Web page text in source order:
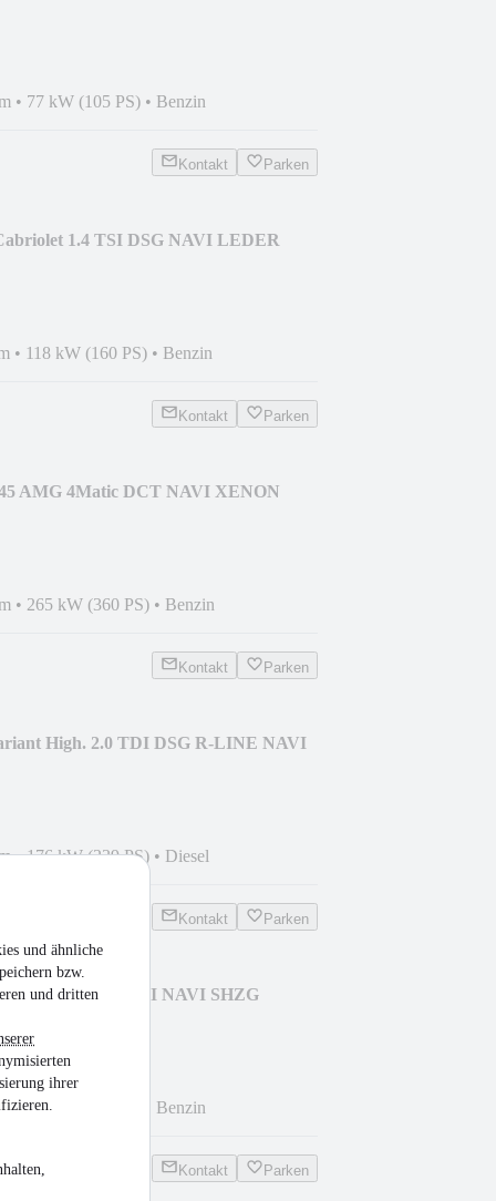
und ähnliche
bzw.
und dritten
ihrer
• 77 kW (105 PS) • Benzin
Kontakt Parken
1.4 TSI DSG NAVI LEDER
• 118 kW (160 PS) • Benzin
Kontakt Parken
AMG 4Matic DCT NAVI XENON
• 265 kW (360 PS) • Benzin
Kontakt Parken
High. 2.0 TDI DSG R-LINE NAVI
•176 kW (239 PS) • Diesel
Kontakt Parken
BMT 1.2 TSI NAVI SHZG
•77 kW (105 PS) Benzin
Kontakt Parken